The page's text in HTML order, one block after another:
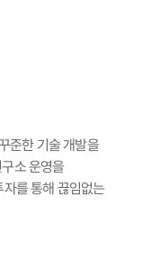
준한 기술 개발을
소 운영을
를 통해 끊임없는